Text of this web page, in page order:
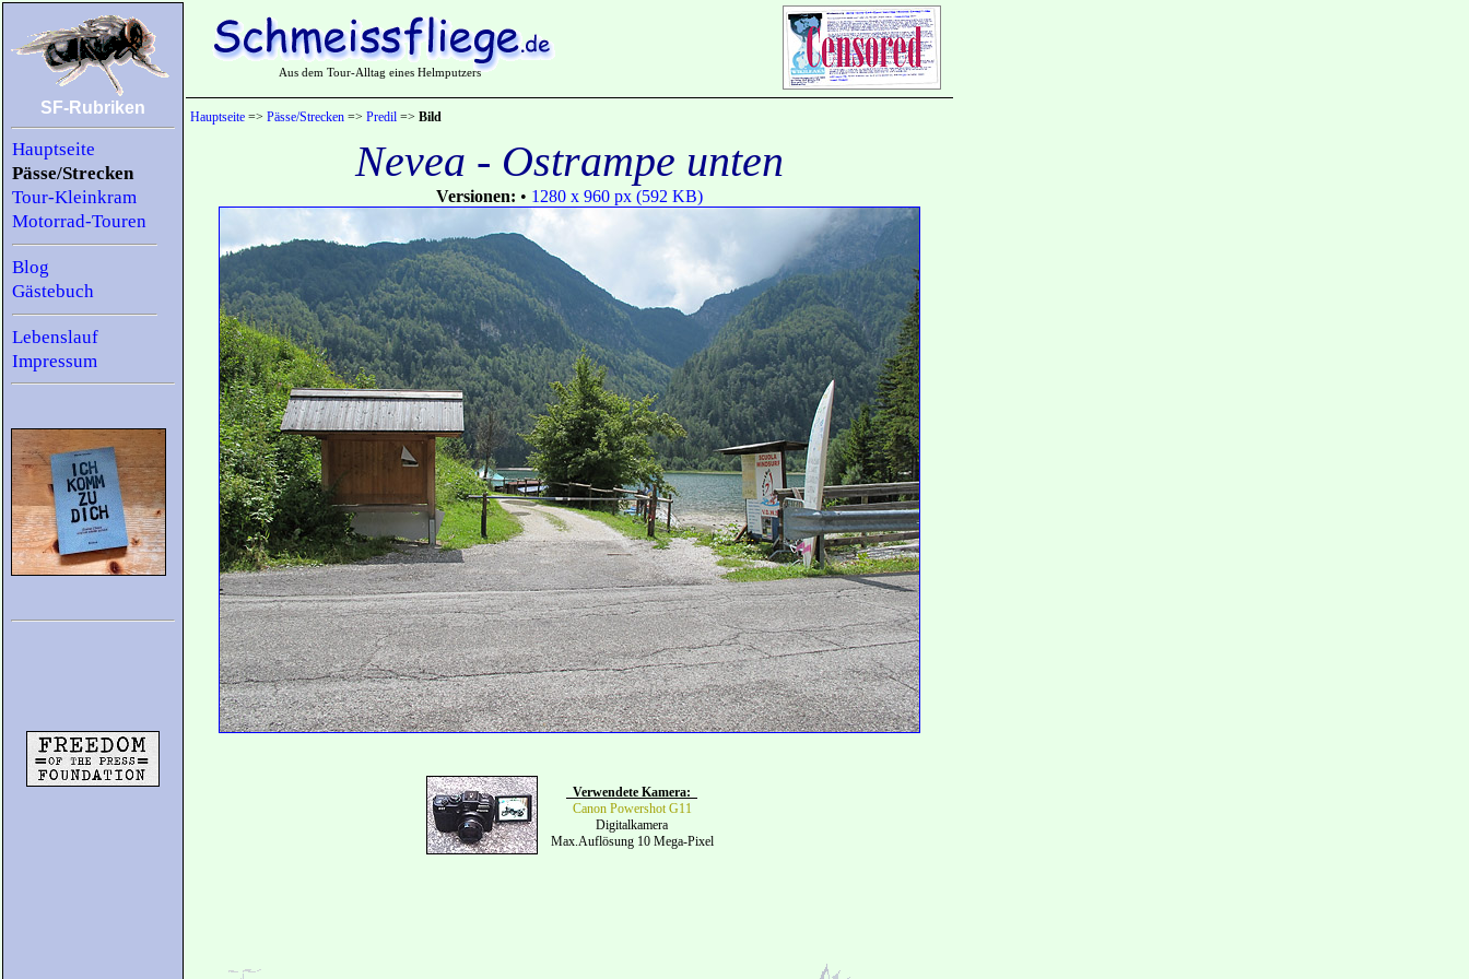
SF-Rubriken
Hauptseite
Pässe/Strecken
Tour-Kleinkram
Motorrad-Touren
Blog
Gästebuch
Lebenslauf
Impressum
Aus dem Tour-Alltag eines Helmputzers
Hauptseite => Pässe/Strecken => Predil => Bild
Nevea - Ostrampe unten
Versionen: • 1280 x 960 px (592 KB)
Verwendete Kamera:
Canon Powershot G11
Digitalkamera
Max.Auflösung 10 Mega-Pixel